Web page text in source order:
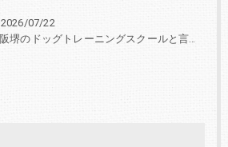
2026/07/22
大阪堺のドッグトレーニングスクールと言えば『いぬの学校あさか』 30年、3000頭以上の実績！あなたと愛犬に合ったトレーニングを学びを提供します。